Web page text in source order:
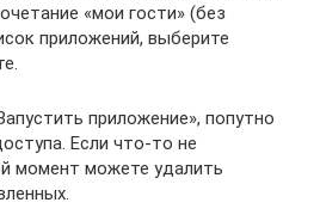
«мои гости» (без
приложений, выберите
приложение», попутно
Если что-то не
момент можете удалить